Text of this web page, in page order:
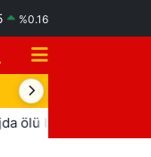
%0.16
İLAN
Eyüp Can